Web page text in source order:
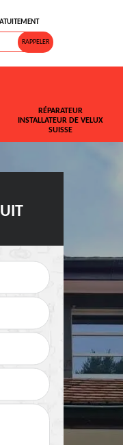
RÉPARATEUR
INSTALLATEUR DE VELUX
SUISSE
Devis fuite de toiture
Suisse